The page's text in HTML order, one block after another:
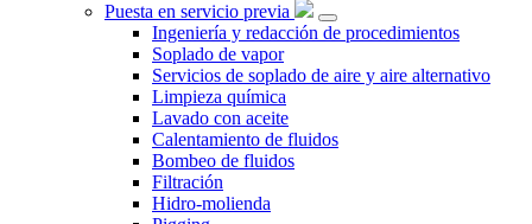
Puesta en servicio previa
Ingeniería y redacción de procedimientos
Soplado de vapor
Servicios de soplado de aire y aire alternativo
Limpieza química
Lavado con aceite
Calentamiento de fluidos
Bombeo de fluidos
Filtración
Hidro-molienda